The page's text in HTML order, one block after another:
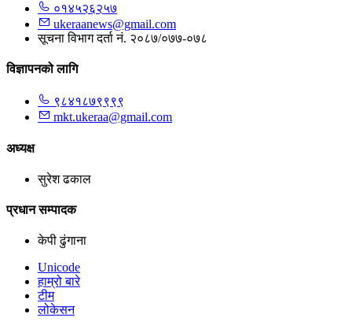
०१४५२६२५७
ukeraanews@gmail.com
सूचना विभाग दर्ता नं. २०८७/०७७-०७८
विज्ञापनको लागि
९८४१८७९९९९
mkt.ukeraa@gmail.com
अध्यक्ष
सुरेश ढकाल
प्रधान सम्पादक
केपी ढुंगाना
Unicode
हाम्रो बारे
टीम
लोकेसन